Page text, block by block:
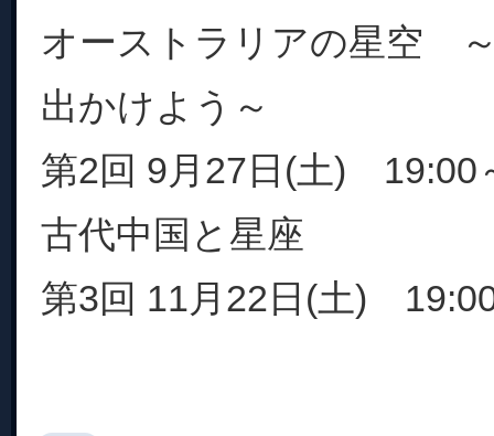
オーストラリアの星空
出かけよう～
第2回 9月27日(土) 19:00
古代中国と星座
第3回 11月22日(土)